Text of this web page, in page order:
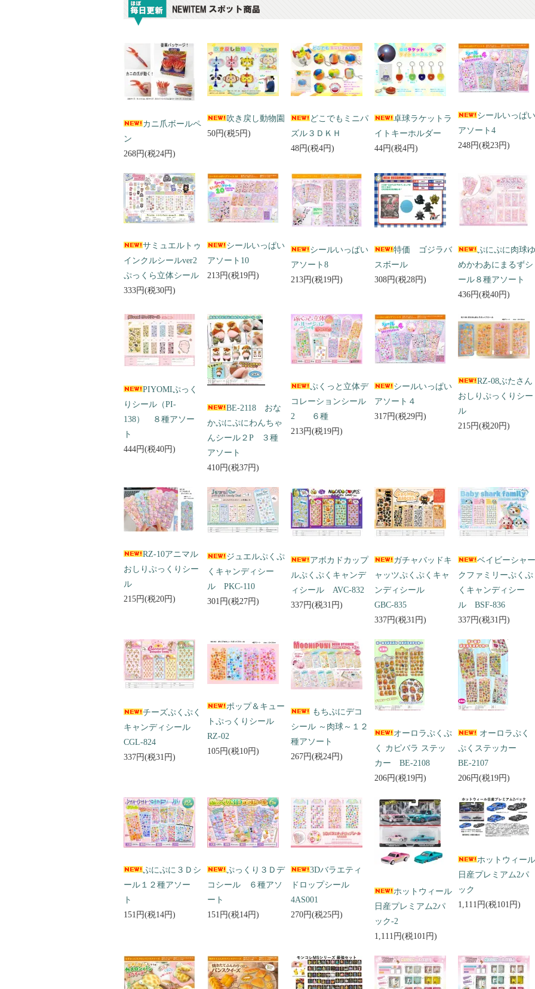
カニ爪ボールペ
ン
268円(税24円)
吹き戻し動物園
50円(税5円)
どこでもミニパ
ズル３ＤＫＨ
48円(税4円)
卓球ラケットラ
イトキーホルダー
44円(税4円)
シールいっぱい
アソート4
248円(税23円)
サミュエルトゥ
インクルシールver2
ぷっくら立体シール
333円(税30円)
シールいっぱい
アソート10
213円(税19円)
シールいっぱい
アソート8
213円(税19円)
特価 ゴジラバ
スボール
308円(税28円)
ぷにぷに肉球ゆ
めかわあにまるずシ
ール８種アソート
436円(税40円)
PIYOMIぷっく
りシール（PI-
138） ８種アソー
ト
444円(税40円)
BE-2118 おな
かぷにぷにわんちゃ
んシール２P ３種
アソート
410円(税37円)
ぷくっと立体デ
コレーションシール
2 ６種
213円(税19円)
シールいっぱい
アソート４
317円(税29円)
RZ-08ぶたさん
おしりぷっくりシー
ル
215円(税20円)
RZ-10アニマル
おしりぷっくりシー
ル
215円(税20円)
ジュエルぷくぷ
くキャンディシー
ル PKC-110
301円(税27円)
アボカドカップ
ルぷくぷくキャンデ
ィシール AVC-832
337円(税31円)
ガチャバッドキ
ャッツぷくぷくキャ
ンディシール
GBC-835
337円(税31円)
ベイビーシャー
クファミリーぷくぷ
くキャンディシー
ル BSF-836
337円(税31円)
チーズぷくぷく
キャンディシール
CGL-824
337円(税31円)
ポップ＆キュー
トぷっくりシール
RZ-02
105円(税10円)
もちぷにデコ
シール ～肉球～１２
種アソート
267円(税24円)
オーロラぷくぷ
く カピバラ ステッ
カー BE-2108
206円(税19円)
オーロラぷく
ぷくステッカー
BE-2107
206円(税19円)
ぷにぷに３Ｄシ
ール１２種アソー
ト
151円(税14円)
ぷっくり３Ｄデ
コシール ６種アソ
ート
151円(税14円)
3Dバラエティ
ドロップシール
4AS001
270円(税25円)
ホットウィール
日産プレミアム2パ
ック-2
1,111円(税101円)
ホットウィール
日産プレミアム2パ
ック
1,111円(税101円)